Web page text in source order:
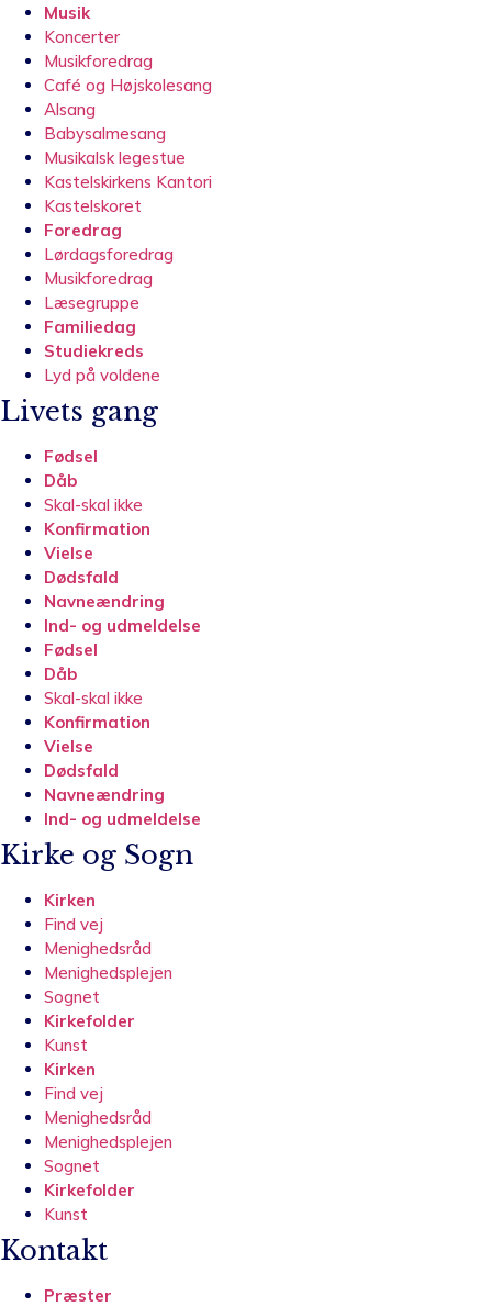
Musik
Koncerter
Musikforedrag
Café og Højskolesang
Alsang
Babysalmesang
Musikalsk legestue
Kastelskirkens Kantori
Kastelskoret
Foredrag
Lørdagsforedrag
Musikforedrag
Læsegruppe
Familiedag
Studiekreds
Lyd på voldene
Livets gang
Fødsel
Dåb
Skal-skal ikke
Konfirmation
Vielse
Dødsfald
Navneændring
Ind- og udmeldelse
Fødsel
Dåb
Skal-skal ikke
Konfirmation
Vielse
Dødsfald
Navneændring
Ind- og udmeldelse
Kirke og Sogn
Kirken
Find vej
Menighedsråd
Menighedsplejen
Sognet
Kirkefolder
Kunst
Kirken
Find vej
Menighedsråd
Menighedsplejen
Sognet
Kirkefolder
Kunst
Kontakt
Præster